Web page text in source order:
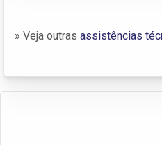
» Veja outras assistências